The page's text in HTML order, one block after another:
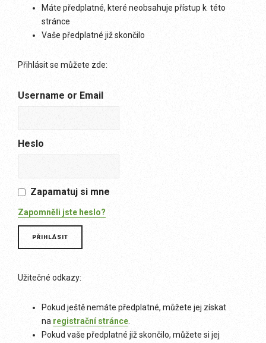
Máte předplatné, které neobsahuje přístup k této
stránce
Vaše předplatné již skončilo
Přihlásit se můžete zde:
Username or Email
Heslo
Zapamatuj si mne
Zapomněli jste heslo?
Užitečné odkazy:
Pokud ještě nemáte předplatné, můžete jej získat
na registrační stránce
Pokud vaše předplatné již skončilo, můžete si jej